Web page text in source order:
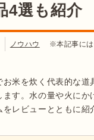
4選も紹介
ノウハウ ※本記事には
お米を炊く代表的な
ます。水の量や火に
レビューとともに紹